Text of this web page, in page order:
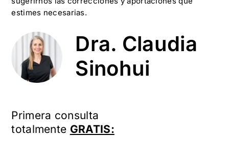
estimes necesarias.
Dra. Claudia
Sinohui
Primera consulta
totalmente GRATIS: